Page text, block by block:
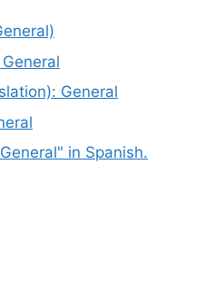
General
in Spanish.